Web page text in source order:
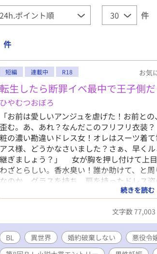
件
件
短編 連載中 R18 お気
転生したら断罪イベ最中で王子側
ひやむつおぼろ
「お前は愛しいアンジュを虐げた！お前
歪む。あ、あれ？なんだこのフリフリ衣装
粧の濃い勘違いドレス女！オレはスーツ着
アス様、どうかなさいました？さぁ、早く
継ぎましょう？」 女が胸を押し付けて上目
わざとらしい。香水臭い！誰か助けて、と
なのか、グラスを持ち、扇を持ったドレス
と話し合っている。 ージュリアス様って第
が来月皇太子になるはずだが…。 ールミナ
あることないこと吹き込んで、男爵の位
わ…。 外野の言葉を察するに、これは断
バ女は王妃になりたくてオレに嘘を吹き込
ねぇな！ 「ルミナス、ルミナスすまない。
続きを読む
文字数 77,003
BL 異世界 婚約破棄しない
悪役令